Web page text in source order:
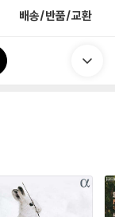
배송/반품/교환